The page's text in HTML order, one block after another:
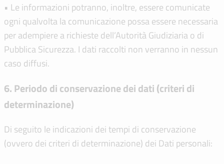
• Le informazioni potranno, inoltre, essere comunicate
ogni qualvolta la comunicazione possa essere necessaria
per adempiere a richieste dell’Autorità Giudiziaria o di
Pubblica Sicurezza. I dati raccolti non verranno in nessun
caso diffusi.
6. Periodo di conservazione dei dati (criteri di
determinazione)
Di seguito le indicazioni dei tempi di conservazione
(ovvero dei criteri di determinazione) dei Dati personali: